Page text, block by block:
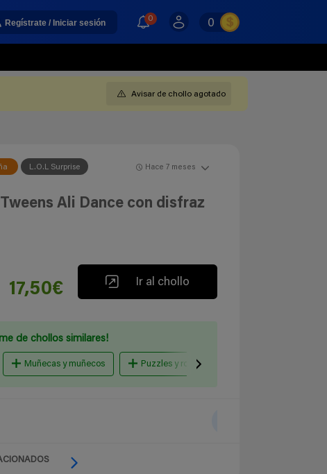
Regístrate / Iniciar sesión 0 0
Avisar de chollo agotado
L.O.L Surprise Hace 7 meses
Ali Dance con disfraz
17,50€ Ir al chollo
de chollos similares!
Muñecas y muñecos Puzzles y rompecabezas